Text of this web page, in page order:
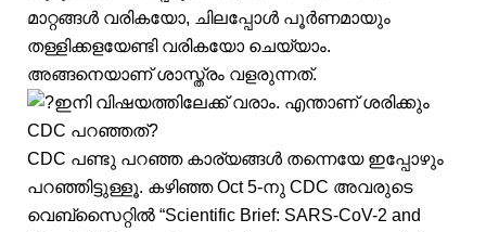
മാറ്റങ്ങൾ വരികയോ, ചിലപ്പോൾ പൂർണമായും
തള്ളിക്കളയേണ്ടി വരികയോ ചെയ്യാം.
അങ്ങനെയാണ് ശാസ്ത്രം വളരുന്നത്.
ഇനി വിഷയത്തിലേക്ക് വരാം. എന്താണ് ശരിക്കും
CDC പറഞ്ഞത്?
CDC പണ്ടു പറഞ്ഞ കാര്യങ്ങൾ തന്നെയേ ഇപ്പോഴും
പറഞ്ഞിട്ടുള്ളൂ. കഴിഞ്ഞ Oct 5-നു CDC അവരുടെ
വെബ്‌സൈറ്റിൽ “Scientific Brief: SARS-CoV-2 and